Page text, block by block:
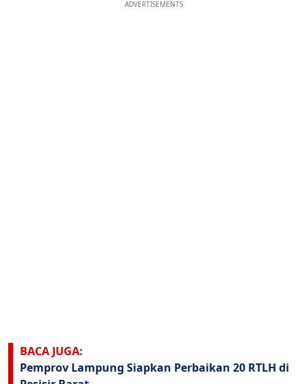
ADVERTISEMENTS
BACA JUGA:
Pemprov Lampung Siapkan Perbaikan 20 RTLH di